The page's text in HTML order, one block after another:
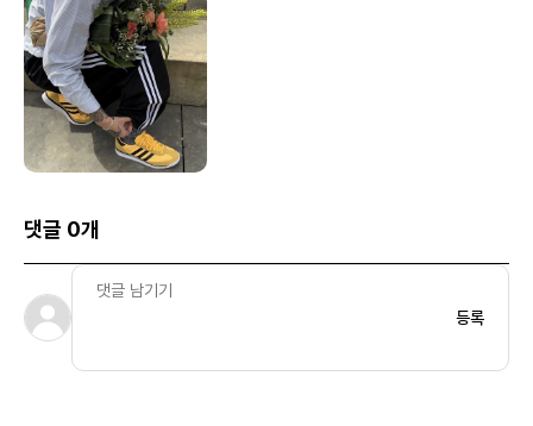
댓글 0개
등록